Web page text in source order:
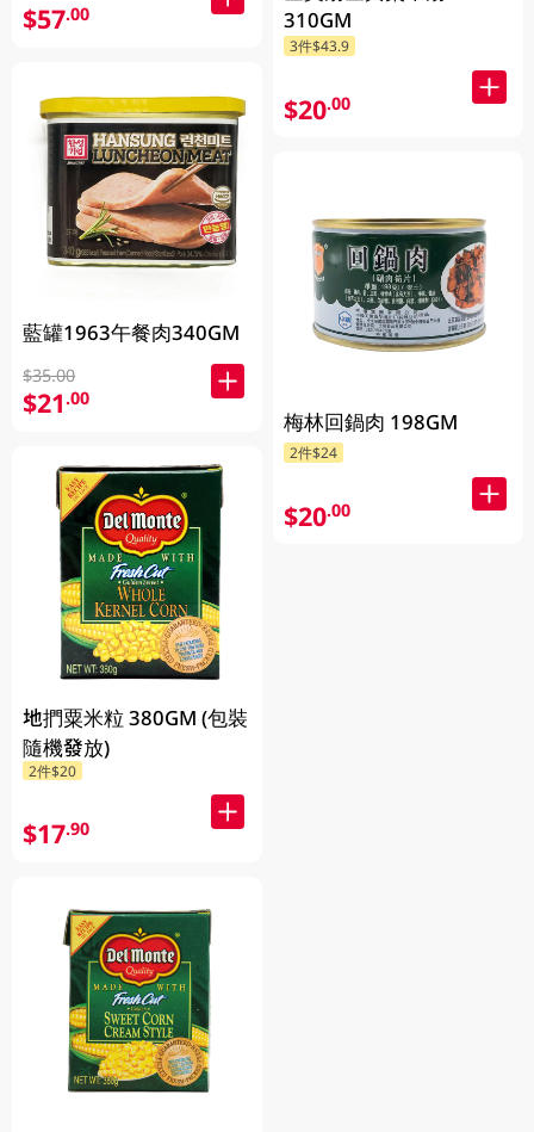
$57.00
藍罐1963午餐肉340GM
$35.00
$21.00
地捫粟米粒 380GM (包裝
隨機發放)
2件$20
$17.90
310GM
3件$43.9
$20.00
梅林回鍋肉 198GM
2件$24
$20.00